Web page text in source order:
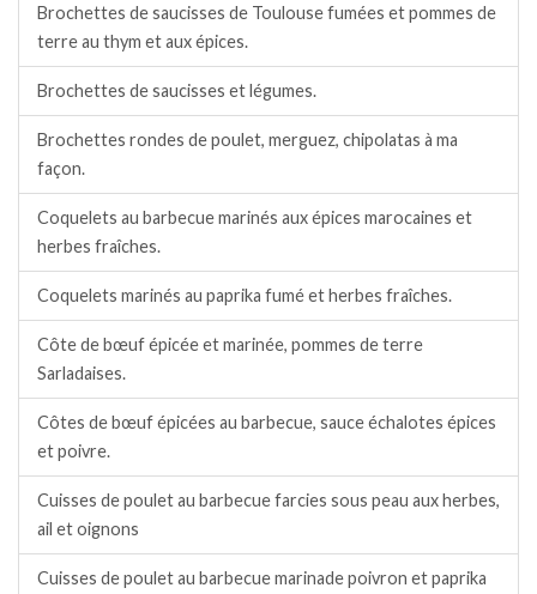
Brochettes de saucisses de Toulouse fumées et pommes de
terre au thym et aux épices.
Brochettes de saucisses et légumes.
Brochettes rondes de poulet, merguez, chipolatas à ma
façon.
Coquelets au barbecue marinés aux épices marocaines et
herbes fraîches.
Coquelets marinés au paprika fumé et herbes fraîches.
Côte de bœuf épicée et marinée, pommes de terre
Sarladaises.
Côtes de bœuf épicées au barbecue, sauce échalotes épices
et poivre.
Cuisses de poulet au barbecue farcies sous peau aux herbes,
ail et oignons
Cuisses de poulet au barbecue marinade poivron et paprika